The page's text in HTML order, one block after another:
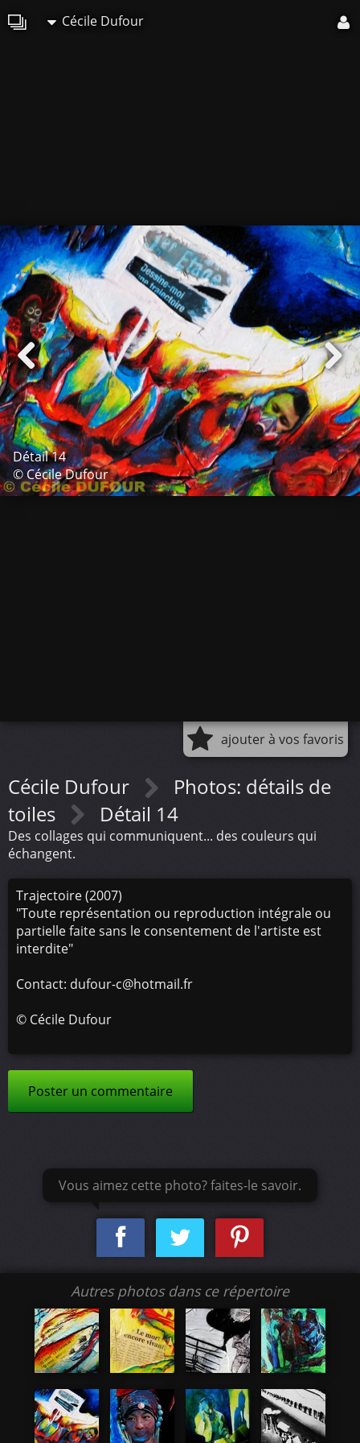
Cécile Dufour
Détail 14
© Cécile Dufour
ajouter à vos favoris
Cécile Dufour
Photos: détails de
toiles
Détail 14
Des collages qui communiquent... des couleurs qui
échangent.
Trajectoire (2007)
"Toute représentation ou reproduction intégrale ou
partielle faite sans le consentement de l'artiste est
interdite"
Contact: dufour-c@hotmail.fr
© Cécile Dufour
Poster un commentaire
Vous aimez cette photo? faites-le savoir.
Autres photos dans ce répertoire